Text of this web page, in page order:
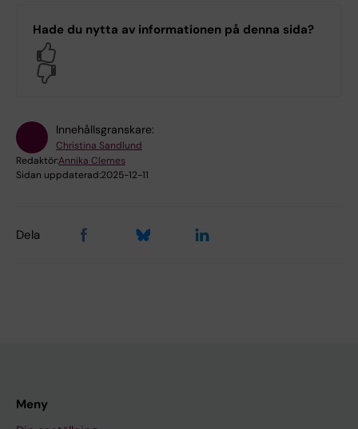
Hade du nytta av informationen på denna sida?
Innehållsgranskare:
Christina Sandlund
Redaktör:Annika Clemes
Sidan uppdaterad:2025-12-11
Dela
Meny